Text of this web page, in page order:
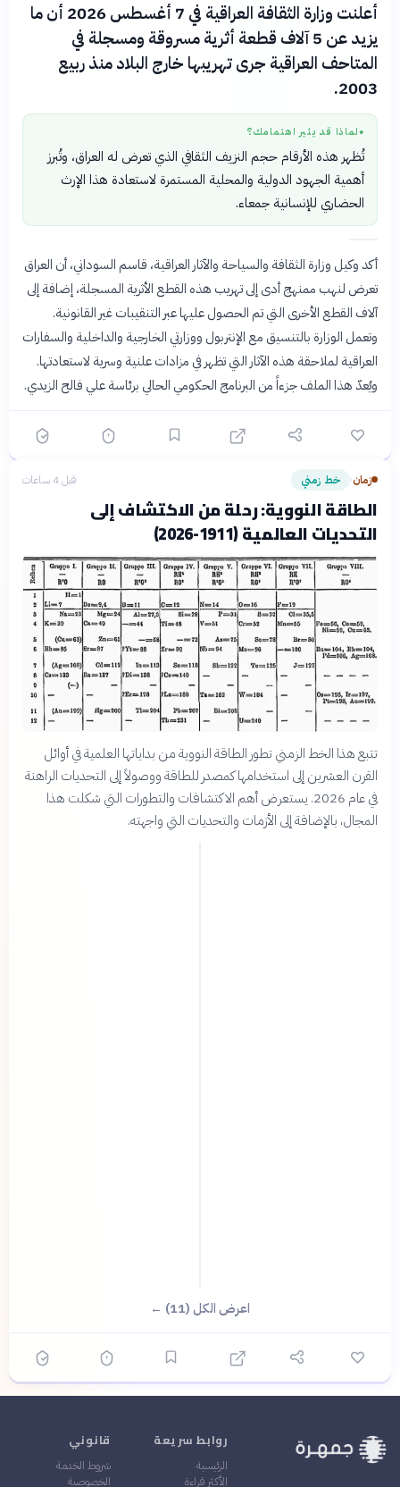
أعلنت وزارة الثقافة العراقية في 7 أغسطس 2026 أن ما
يزيد عن 5 آلاف قطعة أثرية مسروقة ومسجلة في
المتاحف العراقية جرى تهريبها خارج البلاد منذ ربيع
2003.
● لماذا قد يثير اهتمامك؟
تُظهر هذه الأرقام حجم النزيف الثقافي الذي تعرض له العراق، وتُبرز
أهمية الجهود الدولية والمحلية المستمرة لاستعادة هذا الإرث
الحضاري للإنسانية جمعاء.
أكد وكيل وزارة الثقافة والسياحة والآثار العراقية، قاسم السوداني، أن العراق
تعرض لنهب ممنهج أدى إلى تهريب هذه القطع الأثرية المسجلة، إضافة إلى
آلاف القطع الأخرى التي تم الحصول عليها عبر التنقيبات غير القانونية.
وتعمل الوزارة بالتنسيق مع الإنتربول ووزارتي الخارجية والداخلية والسفارات
العراقية لملاحقة هذه الآثار التي تظهر في مزادات علنية وسرية لاستعادتها.
ويُعدّ هذا الملف جزءاً من البرنامج الحكومي الحالي برئاسة علي فالح الزيدي.
زمان› خط زمني قبل 4 ساعات
الطاقة النووية: رحلة من الاكتشاف إلى
التحديات العالمية (1911-2026)
تتبع هذا الخط الزمني تطور الطاقة النووية من بداياتها العلمية في أوائل
القرن العشرين إلى استخدامها كمصدر للطاقة ووصولاً إلى التحديات الراهنة
في عام 2026. يستعرض أهم الاكتشافات والتطورات التي شكلت هذا
المجال، بالإضافة إلى الأزمات والتحديات التي واجهته.
اعرض الكل (11) ←
روابط سريعة
الرئيسية
الأكثر قراءة
قانوني
شروط الخدمة
الخصوصية